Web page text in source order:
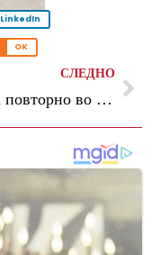
LinkedIn
OK
СЛЕДНО
Погба повторно во Манчестер јунајтед?